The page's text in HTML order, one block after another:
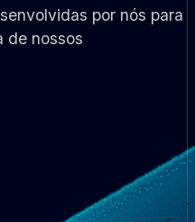
por nós para
de nossos